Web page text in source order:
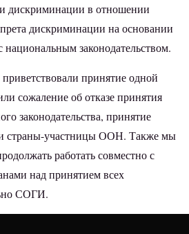
дискриминации в отношении
дискриминации на основании
законодательством.
принятие одной
сожаление об отказе принятия
законодательства, принятие
страны-участницы ООН. Также мы
работать совместно с
над принятием всех
СОГИ.